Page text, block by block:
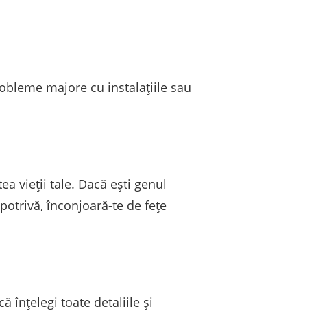
majore cu instalațiile sau
vieții tale. Dacă ești genul
înconjoară-te de fețe
înțelegi toate detaliile și